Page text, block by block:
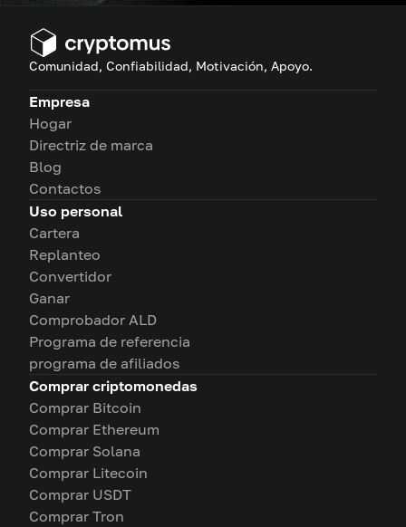
Comunidad, Confiabilidad, Motivación, Apoyo.
Empresa
Hogar
Directriz de marca
Blog
Contactos
Uso personal
Cartera
Replanteo
Convertidor
Ganar
Comprobador ALD
Programa de referencia
programa de afiliados
Comprar criptomonedas
Comprar Bitcoin
Comprar Ethereum
Comprar Solana
Comprar Litecoin
Comprar USDT
Comprar Tron